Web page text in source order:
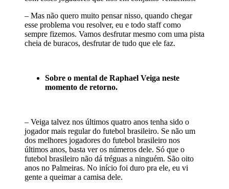
– Mas não quero muito pensar nisso, quando chegar
esse problema vou resolver, eu e todo staff como
sempre fizemos. Vamos desfrutar mesmo com uma pista
cheia de buracos, desfrutar de tudo que ele faz.
Sobre o mental de Raphael Veiga neste
momento de retorno.
– Veiga talvez nos últimos quatro anos tenha sido o
jogador mais regular do futebol brasileiro. Se não um
dos melhores jogadores do futebol brasileiro nos
últimos anos, basta ver os números dele. Só que o
futebol brasileiro não dá tréguas a ninguém. São oito
anos no Palmeiras. No início foi duro pra ele, eu vi
gente a queimar a camisa dele.